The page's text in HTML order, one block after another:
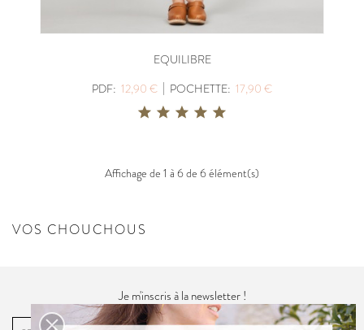
EQUILIBRE
PDF: 12,90 € | POCHETTE: 17,90 €
Affichage de 1 à 6 de 6 élément(s)
VOS CHOUCHOUS
Je m'inscris à la newsletter !